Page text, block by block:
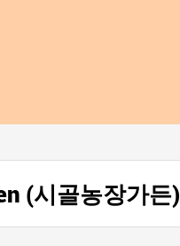
(시골농장가든)